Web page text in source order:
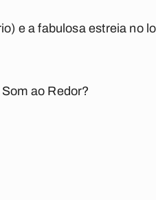
) e a fabulosa estreia no
Som ao Redor?